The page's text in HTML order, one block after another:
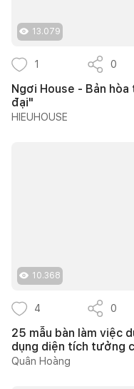
13.079
1 0
Ngơi House - Bản
đại"
HIEUHOUSE
10.368
4 0
25 mẫu bàn làm việc
dụng diện tích tưởng
Quân Hoàng